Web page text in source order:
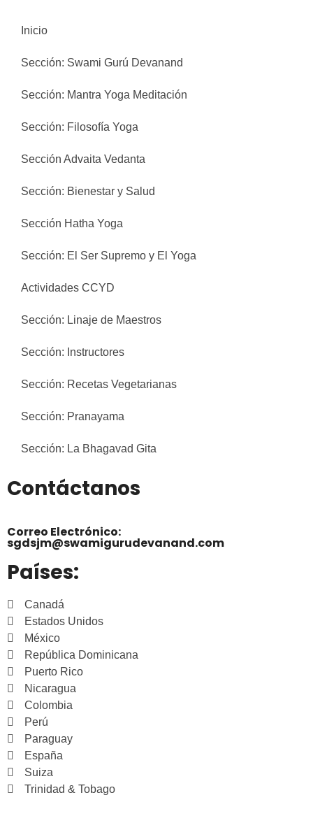
Inicio
Sección: Swami Gurú Devanand
Sección: Mantra Yoga Meditación
Sección: Filosofía Yoga
Sección Advaita Vedanta
Sección: Bienestar y Salud
Sección Hatha Yoga
Sección: El Ser Supremo y El Yoga
Actividades CCYD
Sección: Linaje de Maestros
Sección: Instructores
Sección: Recetas Vegetarianas
Sección: Pranayama
Sección: La Bhagavad Gita
Contáctanos
Correo Electrónico:
sgdsjm@swamigurudevanand.com
Países:
Canadá
Estados Unidos
México
República Dominicana
Puerto Rico
Nicaragua
Colombia
Perú
Paraguay
España
Suiza
Trinidad & Tobago